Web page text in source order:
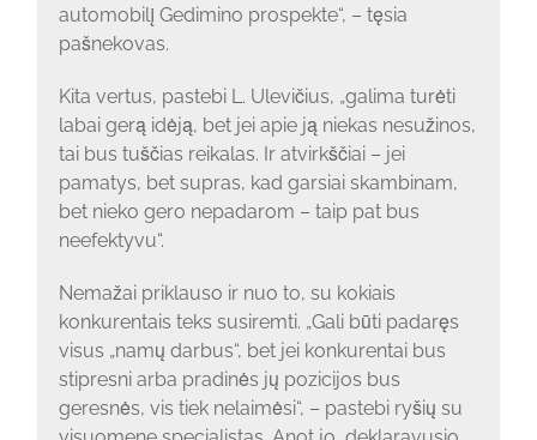
automobilį Gedimino prospekte“, – tęsia
pašnekovas.
Kita vertus, pastebi L. Ulevičius, „galima turėti
labai gerą idėją, bet jei apie ją niekas nesužinos,
tai bus tuščias reikalas. Ir atvirkščiai – jei
pamatys, bet supras, kad garsiai skambinam,
bet nieko gero nepadarom – taip pat bus
neefektyvu“.
Nemažai priklauso ir nuo to, su kokiais
konkurentais teks susiremti. „Gali būti padaręs
visus „namų darbus“, bet jei konkurentai bus
stipresni arba pradinės jų pozicijos bus
geresnės, vis tiek nelaimėsi“, – pastebi ryšių su